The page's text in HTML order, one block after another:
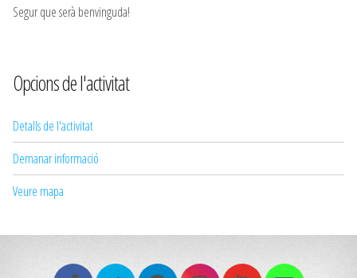
Segur que serà benvinguda!
Opcions de l'activitat
Detalls de l'activitat
Demanar informació
Veure mapa